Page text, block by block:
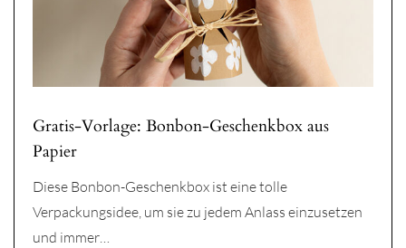
Gratis-Vorlage: Bonbon-Geschenkbox aus
Papier
Diese Bonbon-Geschenkbox ist eine tolle
Verpackungsidee, um sie zu jedem Anlass einzusetzen
und immer…